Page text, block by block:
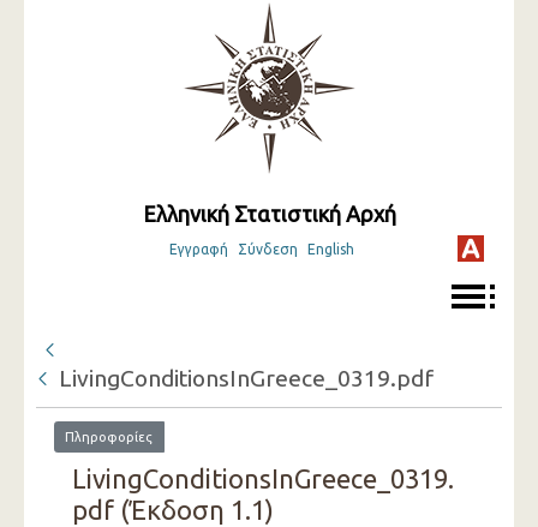
Ελληνική Στατιστική Αρχή
Εγγραφή Σύνδεση English
LivingConditionsInGreece_0319.pdf
Πληροφορίες
LivingConditionsInGreece_0319.
pdf (Έκδοση 1.1)